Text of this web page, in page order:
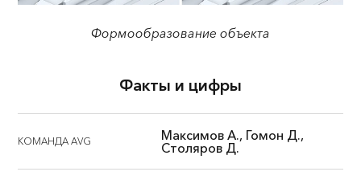
Формообразование объекта
Факты и цифры
КОМАНДА AVG
Максимов А., Гомон Д.,
Столяров Д.